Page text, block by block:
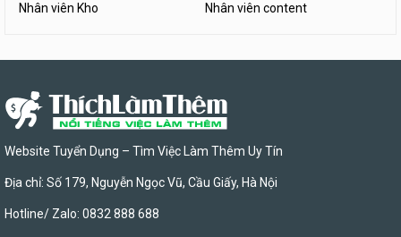
Nhân viên Kho
Nhân viên content
Website Tuyển Dụng – Tìm Việc Làm Thêm Uy Tín
Địa chỉ: Số 179, Nguyễn Ngọc Vũ, Cầu Giấy, Hà Nội
Hotline/ Zalo: 0832 888 688